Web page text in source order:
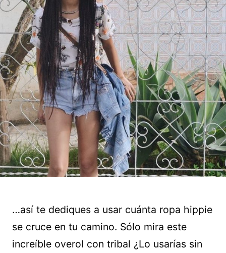
…así te dediques a usar cuánta ropa hippie
se cruce en tu camino. Sólo mira este
increíble overol con tribal ¿Lo usarías sin